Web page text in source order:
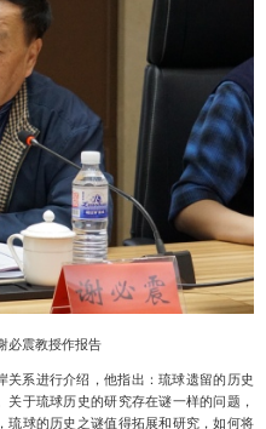
必震教授作报告
关系进行介绍，他指出：琉球遗留的历史
于琉球历史的研究存在谜一样的问题，
琉球的历史之谜值得拓展和研究，如何将